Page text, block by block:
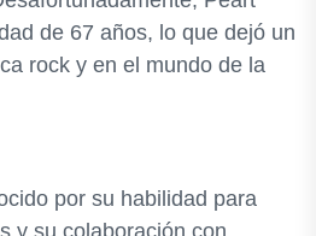
de 67 años, lo que dejó un
rock y en el mundo de la
por su habilidad para
y su colaboración con